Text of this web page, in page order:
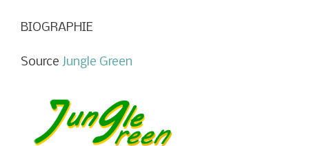
BIOGRAPHIE
Source Jungle Green